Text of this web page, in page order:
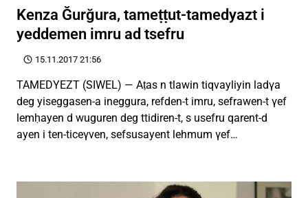
Kenza Ğurğura, tameṭṭut-tamedyazt i
yeddemen imru ad tsefru
15.11.2017 21:56
TAMEDYEZT (SIWEL) — Aṭas n tlawin tiqvayliyin ladγa
deg yiseggasen-a ineggura, refden-t imru, sefrawen-t γef
lemḥayen d wuguren deg ttidiren-t, s usefru qarent-d
ayen i ten-ticeγven, sefsusayent lehmum γef…